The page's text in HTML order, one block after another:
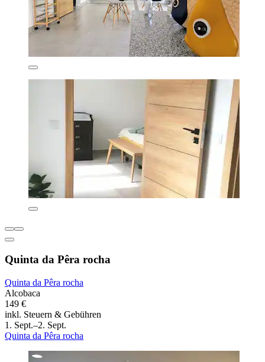
Quinta da Pêra rocha
Quinta da Pêra rocha
Alcobaca
149 €
inkl. Steuern & Gebühren
1. Sept.–2. Sept.
Quinta da Pêra rocha